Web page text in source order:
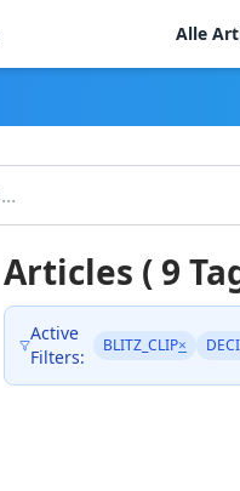
Alle
Articles ( 9
Active
Filters:
BLITZ_CLIP×